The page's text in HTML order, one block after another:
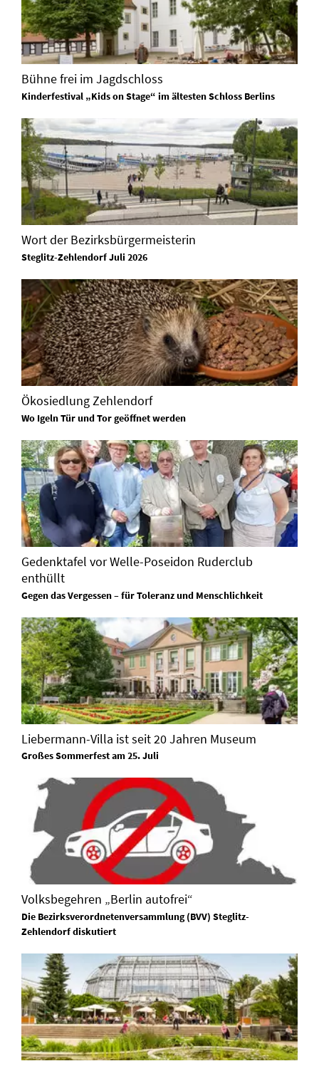
Bühne frei im Jagdschloss
Kinderfestival „Kids on Stage“ im ältesten Schloss Berlins
Wort der Bezirksbürgermeisterin
Steglitz-Zehlendorf Juli 2026
Ökosiedlung Zehlendorf
Wo Igeln Tür und Tor geöffnet werden
Gedenktafel vor Welle-Poseidon Ruderclub
enthüllt
Gegen das Vergessen – für Toleranz und Menschlichkeit
Liebermann-Villa ist seit 20 Jahren Museum
Großes Sommerfest am 25. Juli
Volksbegehren „Berlin autofrei“
Die Bezirksverordnetenversammlung (BVV) Steglitz-
Zehlendorf diskutiert